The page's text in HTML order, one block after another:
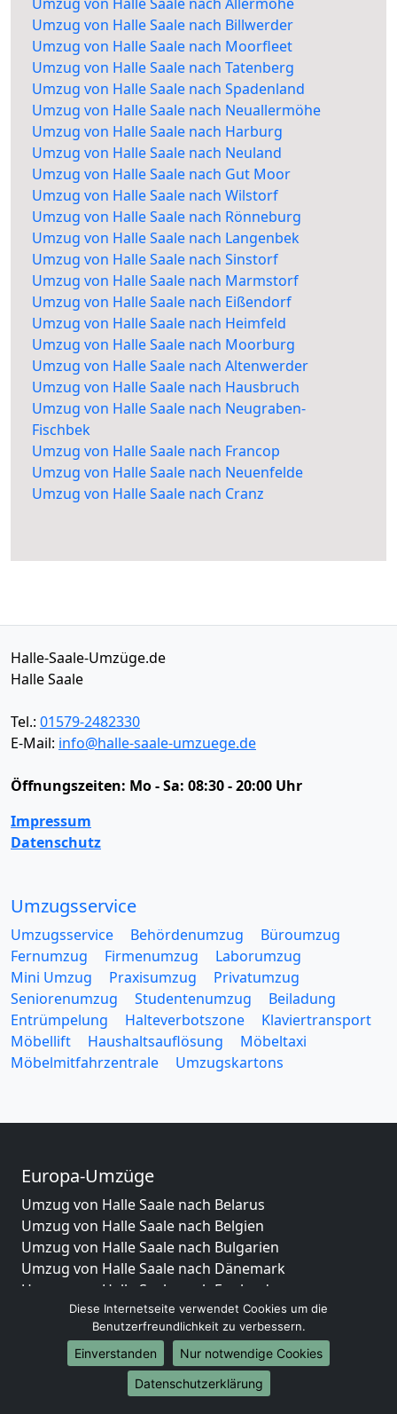
Umzug von Halle Saale nach Billwerder
Umzug von Halle Saale nach Moorfleet
Umzug von Halle Saale nach Tatenberg
Umzug von Halle Saale nach Spadenland
Umzug von Halle Saale nach Neuallermöhe
Umzug von Halle Saale nach Harburg
Umzug von Halle Saale nach Neuland
Umzug von Halle Saale nach Gut Moor
Umzug von Halle Saale nach Wilstorf
Umzug von Halle Saale nach Rönneburg
Umzug von Halle Saale nach Langenbek
Umzug von Halle Saale nach Sinstorf
Umzug von Halle Saale nach Marmstorf
Umzug von Halle Saale nach Eißendorf
Umzug von Halle Saale nach Heimfeld
Umzug von Halle Saale nach Moorburg
Umzug von Halle Saale nach Altenwerder
Umzug von Halle Saale nach Hausbruch
Umzug von Halle Saale nach Neugraben-
Fischbek
Umzug von Halle Saale nach Francop
Umzug von Halle Saale nach Neuenfelde
Umzug von Halle Saale nach Cranz
Halle-Saale-Umzüge.de
Halle Saale
Tel.: 01579-2482330
E-Mail: info@halle-saale-umzuege.de
Öffnungszeiten: Mo - Sa: 08:30 - 20:00 Uhr
Impressum
Datenschutz
Umzugsservice
Umzugsservice Behördenumzug
Büroumzug
Fernumzug
Firmenumzug
Laborumzug
Mini Umzug
Praxisumzug
Privatumzug
Seniorenumzug
Studentenumzug
Beiladung
Entrümpelung
Halteverbotszone
Klaviertransport
Möbellift
Haushaltsauflösung
Möbeltaxi
Möbelmitfahrzentrale
Umzugskartons
Europa-Umzüge
Umzug von Halle Saale nach Belarus
Umzug von Halle Saale nach Belgien
Umzug von Halle Saale nach Bulgarien
Umzug von Halle Saale nach Dänemark
Umzug von Halle Saale nach England
Umzug von Halle Saale nach Portugal
Umzug von Halle Saale nach Bosnien
und Herzegowina
Umzug von Halle Saale nach Irland
Umzug von Halle Saale nach Lettland
Diese Internetseite verwendet Cookies um die
Benutzerfreundlichkeit zu verbessern.
Einverstanden
Nur notwendige Cookies
Datenschutzerklärung